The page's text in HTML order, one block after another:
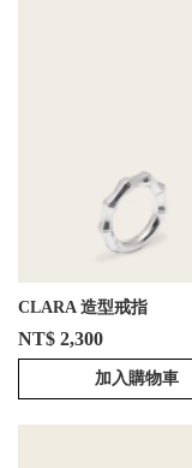
CLARA 造型戒指
NT$ 2,300
加入購物車